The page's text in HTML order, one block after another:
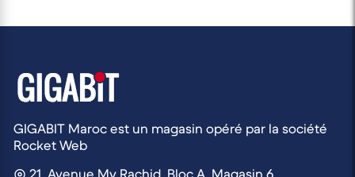
GIGABIT Maroc est un magasin opéré par la société
Rocket Web